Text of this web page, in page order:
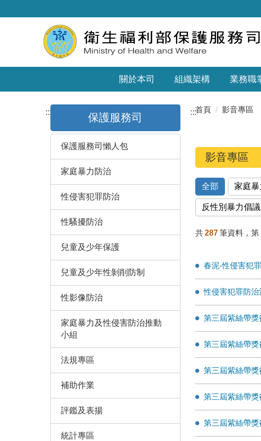
關於本司 組織架構 業務職
::: 保護服務司
保護服務司懶人包
家庭暴力防治
性侵害犯罪防治
性騷擾防治
兒童及少年保護
兒童及少年性剝削防制
性影像防治
家庭暴力及性侵害防治推動
小組
法規專區
補助作業
評鑑及表揚
統計專區
:::首頁 影音專區
影音專區
全部 家庭
反性別暴力倡
共 287 筆資料，第
春泥-性侵害犯
性侵害犯罪防
第三屆紫絲帶獎
第三屆紫絲帶獎
第三屆紫絲帶獎
第三屆紫絲帶獎
第三屆紫絲帶獎